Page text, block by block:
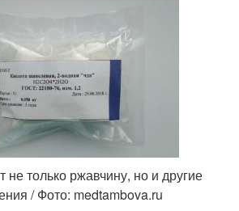
не только ржавчину, но и другие
/ Фото: medtambova.ru